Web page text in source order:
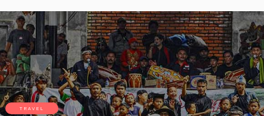
TRAVEL